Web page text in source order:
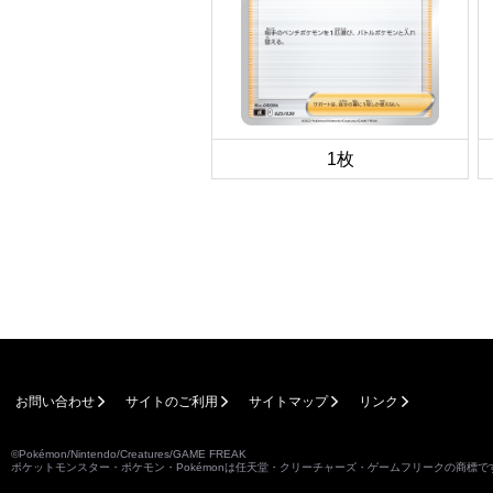
1枚
お問い合わせ サイトのご利用 サイトマップ リンク
©Pokémon/Nintendo/Creatures/GAME FREAK
ポケットモンスター・ポケモン・Pokémonは任天堂・クリーチャーズ・ゲームフリークの商標で